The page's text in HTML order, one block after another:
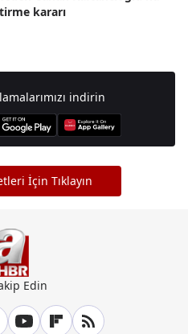
kararı
indirin
İçin Tıklayın
Edin